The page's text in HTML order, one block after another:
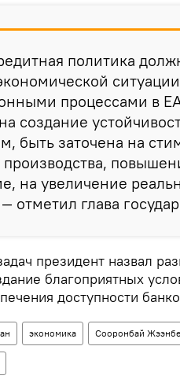
политика
ситуации
процессами в
создание
быть заточена на
производства,
на увеличение
отметил глава
президент назвал
благоприятных
доступности
экономика Сооронбай